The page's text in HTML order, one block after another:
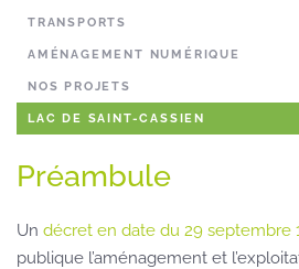
TRANSPORTS
AMÉNAGEMENT NUMÉRIQUE
NOS PROJETS
LAC DE SAINT-CASSIEN
Préambule
Un décret en date du 29 septembre
publique l’aménagement et